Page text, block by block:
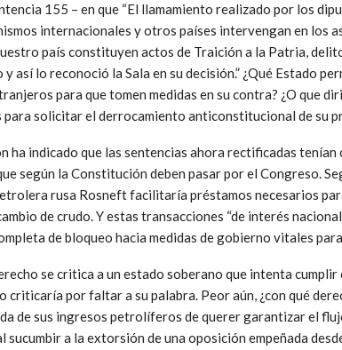
155 – en que “El llamamiento realizado por los
internacionales y otros países intervengan en los
país constituyen actos de Traición a la Patria,
y así lo reconoció la Sala en su decisión.” ¿Qué Estado
para que tomen medidas en su contra? ¿O que
solicitar el derrocamiento anticonstitucional de su
ha indicado que las sentencias ahora rectificadas
según la Constitución deben pasar por el Congreso.
rusa Rosneft facilitaría préstamos necesarios
de crudo. Y estas transacciones “de interés
de bloqueo hacia medidas de gobierno vitales
se critica a un estado soberano que intenta
criticaría por faltar a su palabra. Peor aún, ¿con qué
de sus ingresos petrolíferos de querer garantizar el
sucumbir a la extorsión de una oposición empeñada